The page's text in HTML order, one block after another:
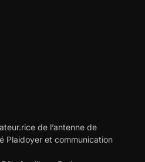
de l’antenne de
Plaidoyer et communication